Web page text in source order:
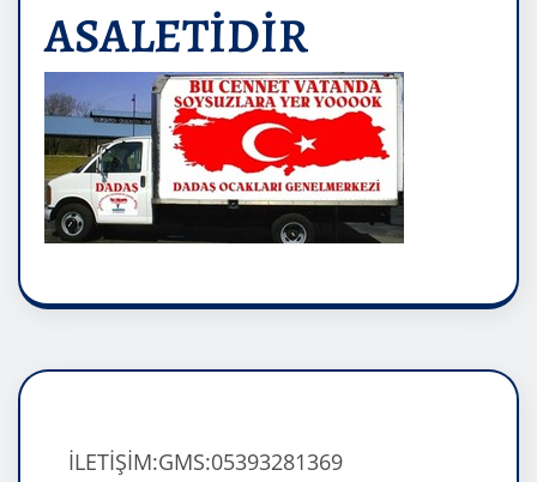
ASALETİDİR
İLETİŞİM:GMS:05393281369